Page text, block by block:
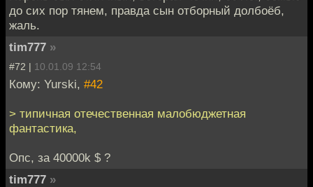
до сих пор тянем, правда сын отборный долбоёб,
жаль.
tim777 »
#72 | 10.01.09 12:54
Кому: Yurski, #42
> типичная отечественная малобюджетная
фантастика,
Опc, за 40000k $ ?
tim777 »